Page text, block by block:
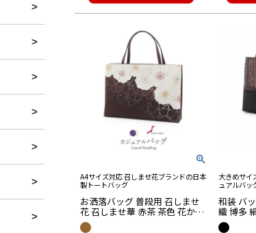
全ての和装小物
肌着・インナー
補正用品
着付小物
帯留・根付
足袋・足袋カバー
夏の暑さ対策商品
防寒グッズ
羽織紐・帯飾り
全ての帯揚げ
全ての半衿・重ね衿
礼装用半衿
振袖用半衿
普段用半衿
全てのバッグ
礼装用バッグ
振袖・袴用バッグ/巾着
カジュアル用バッグ
夏用バッグ
利休バッグ
山葡萄バッグ
胡桃バッグ
全てのお宮参り商品
男の子用
女の子用
お宮参り用小物
A4サイズ対応 召しませ花ブランドの日本
製トートバッグ
お洒落バッグ 普段用 召しませ
花 召しませ華 赤茶 茶色 花かご
アネモネ 日本製 トート バッグ
大きめサイ
ュアルバッ
和装 バ
織 博多
紫 兎 唐